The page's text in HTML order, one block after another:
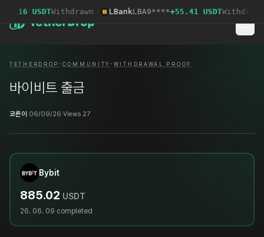
USDTWithdrawn · LBank LBA9****+55.41 USDTWithdrawn
TETHERDROP · COMMUNITY · WITHDRAWAL PROOF
바이비트 출금
코른이·06/09/26·Views 27
Bybit
885.02 USDT
26. 06. 09 completed